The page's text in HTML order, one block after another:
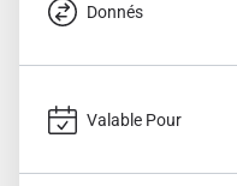
Donnés
Valable Pour